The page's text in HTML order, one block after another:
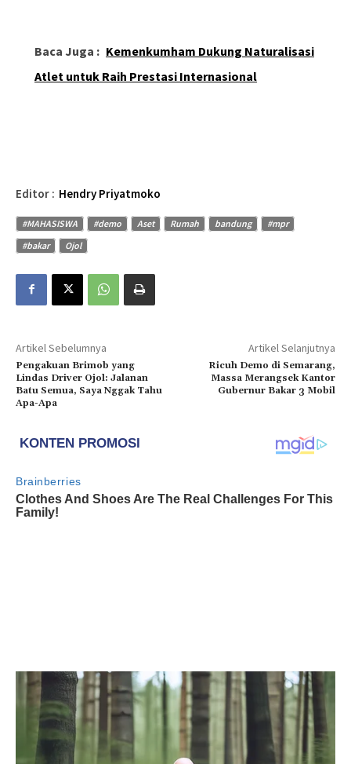
Baca Juga : Kemenkumham Dukung Naturalisasi
Atlet untuk Raih Prestasi Internasional
Editor : Hendry Priyatmoko
#MAHASISWA #demo Aset Rumah bandung
#mpr
#bakar
Ojol
Artikel Sebelumnya
Pengakuan Brimob yang
Lindas Driver Ojol: Jalanan
Batu Semua, Saya Nggak Tahu
Apa-Apa
Artikel Selanjutnya
Ricuh Demo di Semarang,
Massa Merangsek Kantor
Gubernur Bakar 3 Mobil